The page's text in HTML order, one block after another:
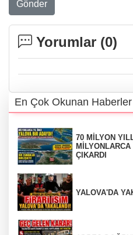
Gönder
Yorumlar (0)
En Çok Okunan Haberler
70 MİLYON
ÇIKARDI
YALOVA'DA